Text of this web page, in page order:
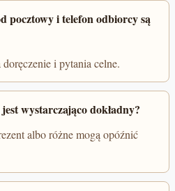
pocztowy i telefon odbiorcy są
i pytania celne.
wystarczająco dokładny?
albo różne mogą opóźnić